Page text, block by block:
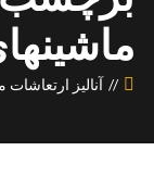
آنالیز ارتعاشات